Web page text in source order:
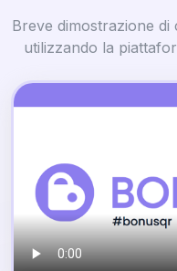
Breve dimostrazione
utilizzando la